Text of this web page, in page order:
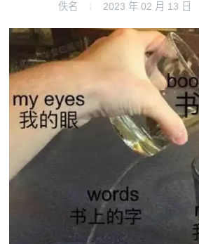
佚名 2023 年 02 月 13 日